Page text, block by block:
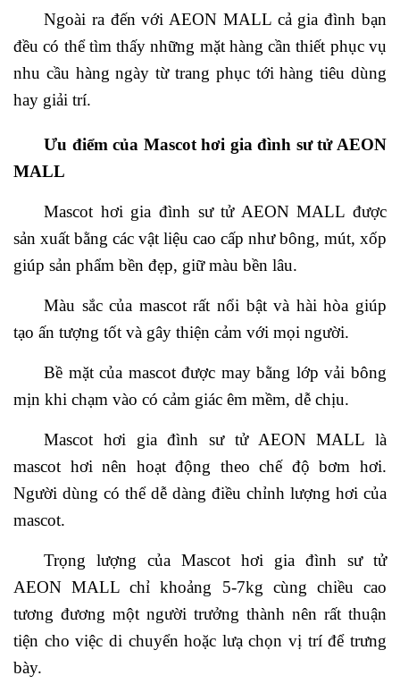
Ngoài ra đến với AEON MALL cả gia đình bạn
đều có thể tìm thấy những mặt hàng cần thiết phục vụ
nhu cầu hàng ngày từ trang phục tới hàng tiêu dùng
hay giải trí.
Ưu điểm của Mascot hơi gia đình sư tử AEON
MALL
Mascot hơi gia đình sư tử AEON MALL được
sản xuất bằng các vật liệu cao cấp như bông, mút, xốp
giúp sản phẩm bền đẹp, giữ màu bền lâu.
Màu sắc của mascot rất nổi bật và hài hòa giúp
tạo ấn tượng tốt và gây thiện cảm với mọi người.
Bề mặt của mascot được may bằng lớp vải bông
mịn khi chạm vào có cảm giác êm mềm, dễ chịu.
Mascot hơi gia đình sư tử AEON MALL là
mascot hơi nên hoạt động theo chế độ bơm hơi.
Người dùng có thể dễ dàng điều chỉnh lượng hơi của
mascot.
Trọng lượng của Mascot hơi gia đình sư tử
AEON MALL chỉ khoảng 5-7kg cùng chiều cao
tương đương một người trưởng thành nên rất thuận
tiện cho việc di chuyển hoặc lưạ chọn vị trí để trưng
bày.